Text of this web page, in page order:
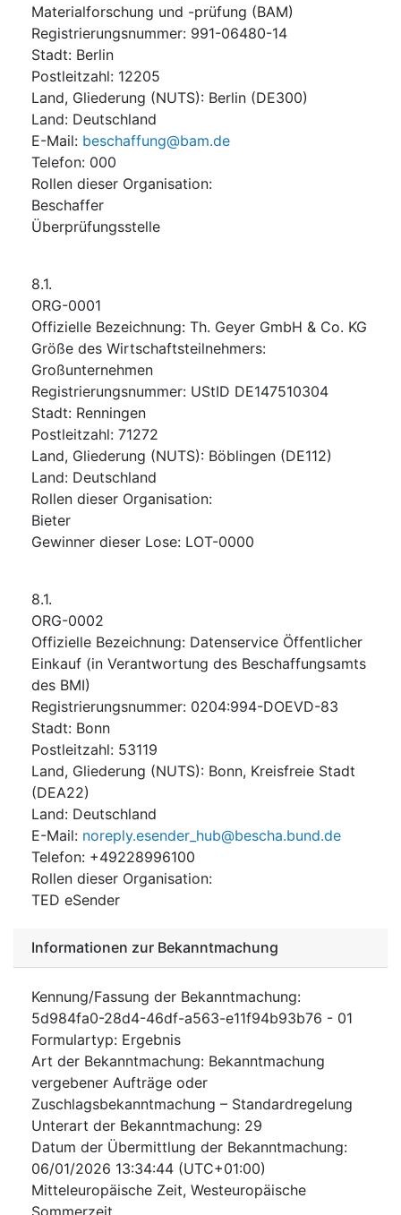
Materialforschung und -prüfung (BAM)
Registrierungsnummer: 991-06480-14
Stadt: Berlin
Postleitzahl: 12205
Land, Gliederung (NUTS): Berlin (DE300)
Land: Deutschland
E-Mail: beschaffung@bam.de
Telefon: 000
Rollen dieser Organisation:
Beschaffer
Überprüfungsstelle
8.1.
ORG-0001
Offizielle Bezeichnung: Th. Geyer GmbH & Co. KG
Größe des Wirtschaftsteilnehmers:
Großunternehmen
Registrierungsnummer: UStID DE147510304
Stadt: Renningen
Postleitzahl: 71272
Land, Gliederung (NUTS): Böblingen (DE112)
Land: Deutschland
Rollen dieser Organisation:
Bieter
Gewinner dieser Lose: LOT-0000
8.1.
ORG-0002
Offizielle Bezeichnung: Datenservice Öffentlicher
Einkauf (in Verantwortung des Beschaffungsamts
des BMI)
Registrierungsnummer: 0204:994-DOEVD-83
Stadt: Bonn
Postleitzahl: 53119
Land, Gliederung (NUTS): Bonn, Kreisfreie Stadt
(DEA22)
Land: Deutschland
E-Mail: noreply.esender_hub@bescha.bund.de
Telefon: +49228996100
Rollen dieser Organisation:
TED eSender
Informationen zur Bekanntmachung
Kennung/Fassung der Bekanntmachung:
5d984fa0-28d4-46df-a563-e11f94b93b76 - 01
Formulartyp: Ergebnis
Art der Bekanntmachung: Bekanntmachung
vergebener Aufträge oder
Zuschlagsbekanntmachung – Standardregelung
Unterart der Bekanntmachung: 29
Datum der Übermittlung der Bekanntmachung:
06/01/2026 13:34:44 (UTC+01:00)
Mitteleuropäische Zeit, Westeuropäische
Sommerzeit